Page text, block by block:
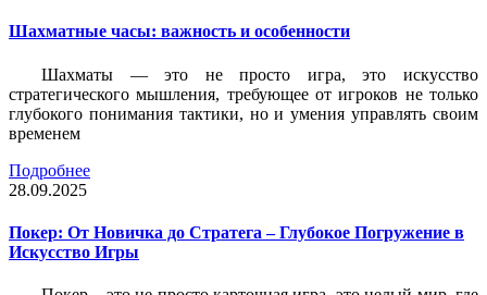
Шахматные часы: важность и особенности
Шахматы — это не просто игра, это искусство
стратегического мышления, требующее от игроков не только
глубокого понимания тактики, но и умения управлять своим
временем
Подробнее
28.09.2025
Покер: От Новичка до Стратега – Глубокое Погружение в
Искусство Игры